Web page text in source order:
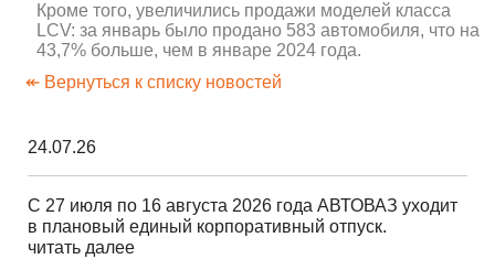
Кроме того, увеличились продажи моделей класса
LCV: за январь было продано 583 автомобиля, что на
43,7% больше, чем в январе 2024 года.
↞ Вернуться к списку новостей
24.07.26
С 27 июля по 16 августа 2026 года АВТОВАЗ уходит
в плановый единый корпоративный отпуск.
читать далее